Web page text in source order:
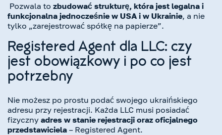
Pozwala to zbudować strukturę, która jest legalna i
funkcjonalna jednocześnie w USA i w Ukrainie, a nie
tylko „zarejestrować spółkę na papierze”.
Registered Agent dla LLC: czy
jest obowiązkowy i po co jest
potrzebny
Nie możesz po prostu podać swojego ukraińskiego
adresu przy rejestracji. Każda LLC musi posiadać
fizyczny adres w stanie rejestracji oraz oficjalnego
przedstawiciela – Registered Agent.